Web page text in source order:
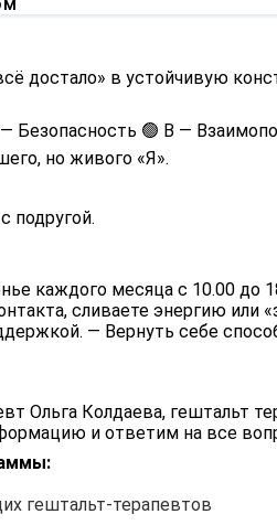
достало» в устойчивую
Безопасность 🟢 В —
но живого «Я».
подругой.
каждого месяца с 10.00 до
сливаете энергию или
— Вернуть себе
Ольга Колдаева, гештальт
и ответим на все
гештальт-терапевтов